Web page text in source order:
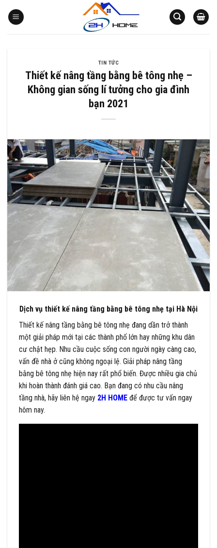
qua
TIN TỨC
Thiết kế nâng tầng bằng bê tông nhẹ –
Không gian sống lí tưởng cho gia đình
bạn 2021
Dịch vụ thiết kế nâng tầng bằng bê tông nhẹ tại Hà Nội
Thiết kế nâng tầng bằng bê tông nhẹ đang dần trở thành
một giải pháp mới tại các thành phố lớn hay những khu dân
cư chật hẹp. Nhu cầu cuộc sống con người ngày càng cao,
vấn đề nhà ở cũng không ngoại lệ. Giải pháp nâng tầng
bằng bê tông nhẹ hiện nay rất phổ biến. Được nhiều gia chủ
khi hoàn thành đánh giá cao. Bạn đang có nhu cầu nâng
tầng nhà, hãy liên hệ ngay 2H HOME để được tư vấn ngay
hôm nay.